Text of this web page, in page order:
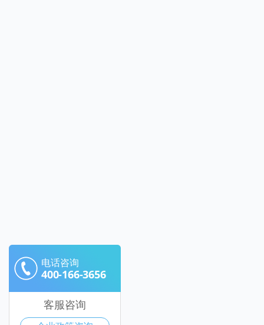
电话咨询
400-166-3656
客服咨询